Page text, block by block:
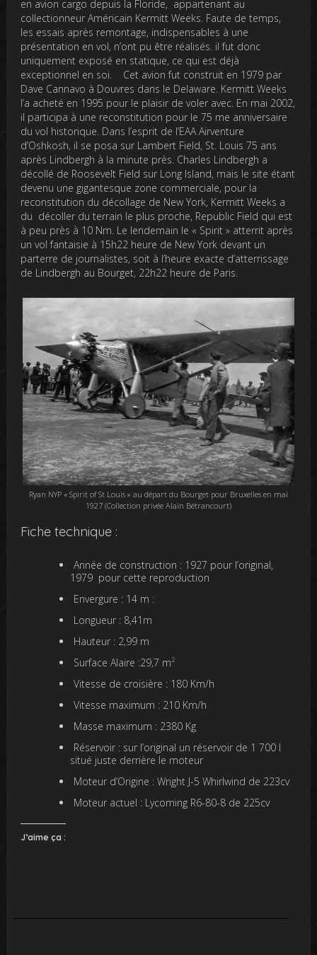
en avion cargo depuis la Floride, appartenant au
collectionneur Américain Kermitt Weeks. Faute de temps,
les essais après remontage, indispensables à une
présentation en vol, n’ont pu être réalisés. il fut donc
uniquement exposé en statique, ce qui est déjà
exceptionnel en soi. Cet avion fut construit en 1979 par
Dave Cannavo à Douvres dans le Delaware. Kermitt Weeks
l’a acheté en 1995 pour le plaisir de voler avec. En mai 2002,
il participa à une reconstitution pour le 75 me anniversaire
du vol historique. Dans l’esprit de l’EAA Airventure
d’Oshkosh, il se posa sur Lambert Field, St. Louis 75 ans
après Lindbergh à la minute près. Charles Lindbergh a
décollé de Roosevelt Field sur Long Island, mais le site étant
devenu une gigantesque zone commerciale, pour la
reconstitution du décollage de New York, Kermitt Weeks a
du décoller du terrain le plus proche, Republic Field qui est
à peu près à 10 Nm. Le lendemain le « Spirit » atterrit après
un vol fantaisie à 15h22 heure de New York devant un
parterre de journalistes, soit à l’heure exacte d’atterrissage
de Lindbergh au Bourget, 22h22 heure de Paris.
Ryan NYP « Spirit of St Louis » au départ du Bourget pour Bruxelles en mai
1927 (Collection privée Alain Bétrancourt)
Fiche technique :
Année de construction : 1927 pour l’original,
1979 pour cette reproduction
Envergure : 14 m :
Longueur : 8,41m
Hauteur : 2,99 m
Surface Alaire :29,7 m2
Vitesse de croisière : 180 Km/h
Vitesse maximum : 210 Km/h
Masse maximum : 2380 Kg
Réservoir : sur l’original un réservoir de 1 700 l
situé juste derrière le moteur
Moteur d’Origine : Wright J-5 Whirlwind de 223cv
Moteur actuel : Lycoming R6-80-8 de 225cv
J’aime ça :